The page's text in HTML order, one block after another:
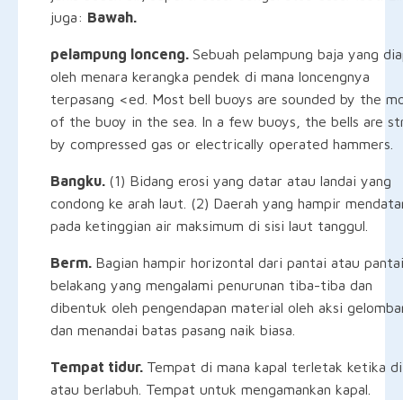
juga: Bawah.
pelampung lonceng. Sebuah pelampung baja yang
oleh menara kerangka pendek di mana loncengnya
terpasang <ed. Most bell buoys are sounded by the
of the buoy in the sea. In a few buoys, the bells are
by compressed gas or electrically operated hammers.
Bangku. (1) Bidang erosi yang datar atau landai yang
condong ke arah laut. (2) Daerah yang hampir
pada ketinggian air maksimum di sisi laut tanggul.
Berm. Bagian hampir horizontal dari pantai atau pantai
belakang yang mengalami penurunan tiba-tiba dan
dibentuk oleh pengendapan material oleh aksi
dan menandai batas pasang naik biasa.
Tempat tidur. Tempat di mana kapal terletak ketika
atau berlabuh. Tempat untuk mengamankan kapal.